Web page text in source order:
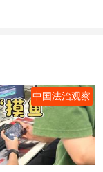
中国法治观察